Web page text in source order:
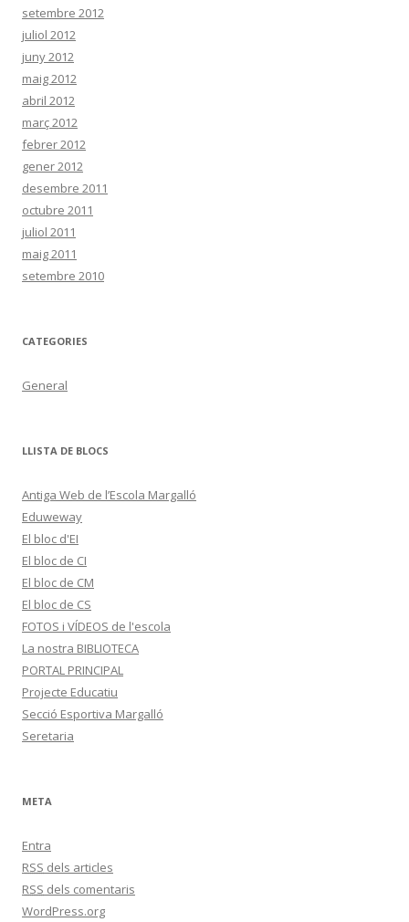
setembre 2012
juliol 2012
juny 2012
maig 2012
abril 2012
març 2012
febrer 2012
gener 2012
desembre 2011
octubre 2011
juliol 2011
maig 2011
setembre 2010
CATEGORIES
General
LLISTA DE BLOCS
Antiga Web de l’Escola Margalló
Eduweway
El bloc d'EI
El bloc de CI
El bloc de CM
El bloc de CS
FOTOS i VÍDEOS de l'escola
La nostra BIBLIOTECA
PORTAL PRINCIPAL
Projecte Educatiu
Secció Esportiva Margalló
Seretaria
META
Entra
RSS dels articles
RSS dels comentaris
WordPress.org